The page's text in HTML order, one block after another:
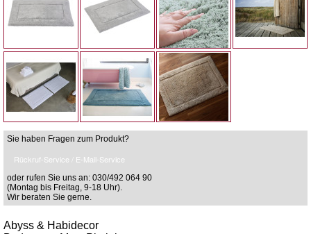
Sie haben Fragen zum Produkt?
Rückruf-Service / E-Mail-Service
oder rufen Sie uns an: 030/492 064 90
(Montag bis Freitag, 9-18 Uhr).
Wir beraten Sie gerne.
Abyss & Habidecor